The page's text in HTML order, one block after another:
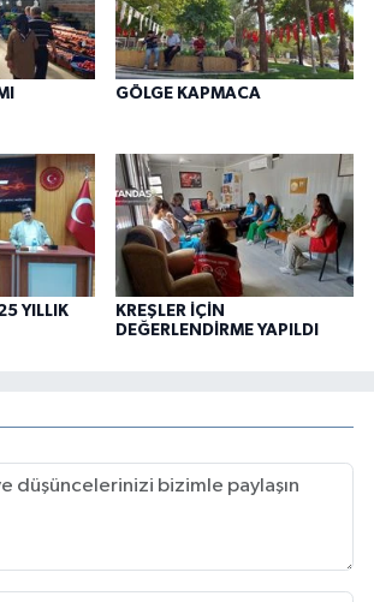
GÖLGE KAPMACA
YILLIK
KREŞLER İÇİN
DEĞERLENDİRME YAPILDI